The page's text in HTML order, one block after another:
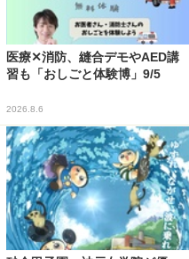
医療✕消防、縫合デモやAED講
習も「おしごと体験博」9/5
2026.8.6